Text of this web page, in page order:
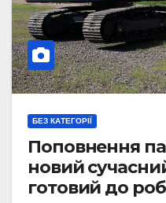
БЕЗ КАТЕГОРІЇ
Поповнення
новий
готовий до